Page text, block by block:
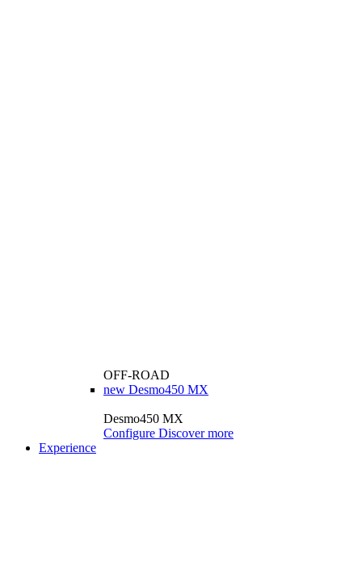
OFF-ROAD
new Desmo450 MX
Desmo450 MX
Configure Discover more
Experience